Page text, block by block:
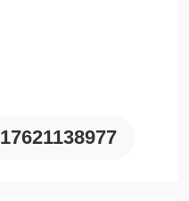
17621138977